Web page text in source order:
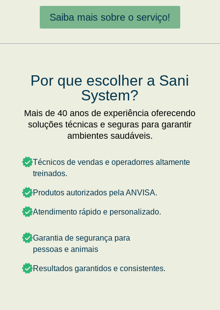
Saiba mais sobre o serviço!
Por que escolher a Sani
System?
Mais de 40 anos de experiência oferecendo
soluções técnicas e seguras para garantir
ambientes saudáveis.
Técnicos de vendas e operadorres altamente
treinados.
Produtos autorizados pela ANVISA.
Atendimento rápido e personalizado.
Garantia de segurança para
pessoas e animais
Resultados garantidos e consistentes.